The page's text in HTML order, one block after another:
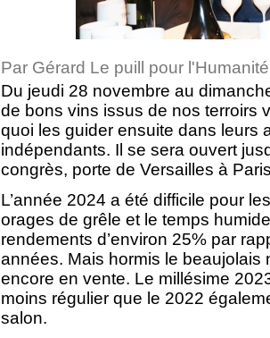
Par Gérard Le puill pour l'Humanité
Du jeudi 28 novembre au
de bons vins issus de nos terroirs
quoi les guider ensuite dans leurs
indépendants. Il se sera ouvert
congrès, porte de Versailles à
L’année 2024 a été difficile pour
orages de grêle et le temps
rendements d’environ 25% par
années. Mais hormis le beaujolais
encore en vente. Le millésime
moins régulier que le 2022
salon.